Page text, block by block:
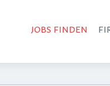
JOBS FINDEN